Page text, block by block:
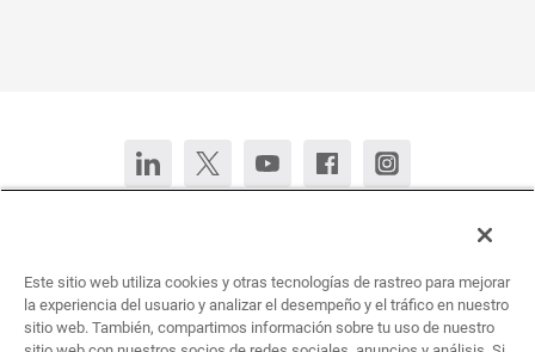
Deutsch English (United States) Français Português
Este sitio web utiliza cookies y otras tecnologías de rastreo para mejorar
la experiencia del usuario y analizar el desempeño y el tráfico en nuestro
sitio web. También, compartimos información sobre tu uso de nuestro